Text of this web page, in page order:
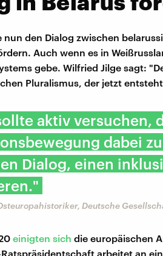
nun den Dialog zwischen
Auch wenn es in
gebe. Wilfried Jilge sagt:
Pluralismus, der jetzt
aktiv versuchen,
dabei
Dialog, einen
Deutsche
einigten sich die europäischen
arbeitet an